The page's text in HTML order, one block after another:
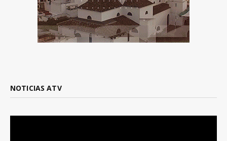
NOTICIAS ATV